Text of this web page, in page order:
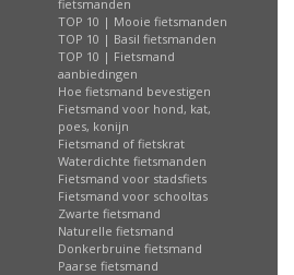
fietsmanden
TOP 10 | Mooie fietsmanden
TOP 10 | Basil fietsmanden
TOP 10 | Fietsmand
aanbiedingen
Hoe fietsmand bevestigen
Fietsmand voor hond, kat,
poes, konijn
Fietsmand of fietskrat
Waterdichte fietsmanden
Fietsmand voor stadsfiets
Fietsmand voor schooltas
Zwarte fietsmand
Naturelle fietsmand
Donkerbruine fietsmand
Paarse fietsmand